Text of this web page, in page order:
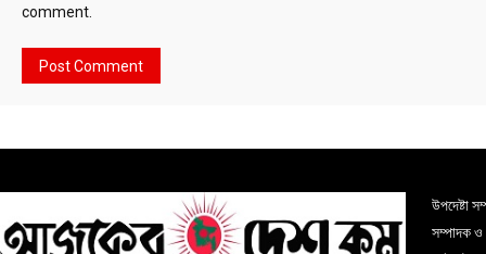
comment.
উপদেষ্টা
সম্পাদক ও